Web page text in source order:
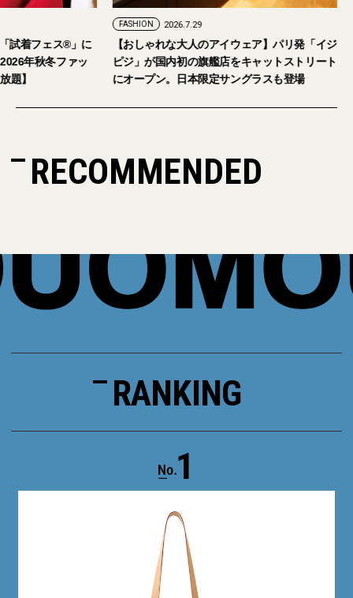
2026年9月5日・6日開催。「試着フェス®︎」に
読者の皆さまをご招待。【2026年秋冬ファッ
ション＆美容アイテム試し放題】
【おしゃれな大人
ピジ」が国内初の
にオープン。日本
RECOMMENDED
RANKING
1